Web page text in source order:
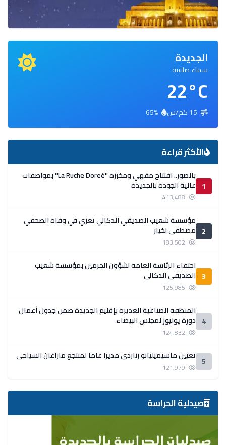
الجديدة
سماء صافية
22°C
الأكثر قراءة
1
بالصور.. افتتاح مقهي ومخبزة ''La Ruche Doreé'' بمواصفات
عالية الجودة بالجديدة
2
مؤسسة شعيب الصديقي الدكالي تعزي في وفاة الصحفي
مصطفى لخيار
3
احتفاء الرئاسة العامة لشؤون الحرمين بمؤسسة شعيب
الصديقي الدكالي
4
المنطقة الصناعية الغديرة بإقليم الجديدة ضمن جدول أعمال
دورة يوليوز لمجلس البيضاء
5 تعيين ماسيميليانو زناردي مديرا عاما لمنتجع مازاغان السياحي
صيدلية الحراسة